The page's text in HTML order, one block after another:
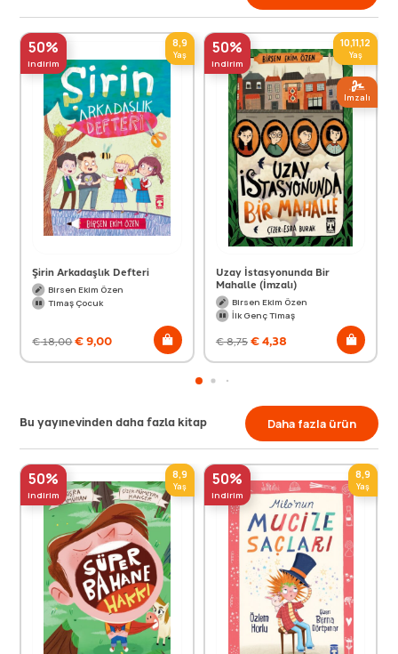
50%
indirim
8,9
Yaş
Şirin Arkadaşlık Defteri
Birsen Ekim Özen
Timaş Çocuk
€18,00€9,00
50%
indirim
10,11,12
Yaş
Imzalı
Uzay İstasyonunda Bir
Mahalle (İmzalı)
Birsen Ekim Özen
İlk Genç Timaş
€8,75€4,38
Bu yayınevinden daha fazla kitap Daha fazla ürün
50%
indirim
8,9
Yaş 50%
indirim
8,9
Yaş